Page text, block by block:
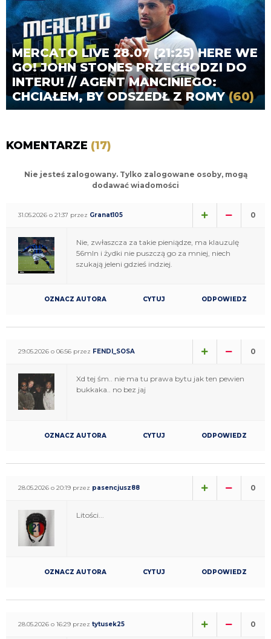
MERCATO LIVE 28.07 (21:25) HERE WE
GO! JOHN STONES PRZECHODZI DO
INTERU! // AGENT MANCINIEGO:
CHCIAŁEM, BY ODSZEDŁ Z ROMY(60)
KOMENTARZE (17)
Nie jesteś zalogowany. Tylko zalogowane osoby, mogą
dodawać wiadomości
31.05.2026 o 21:37 przez Granat105 0
Nie, zwłaszcza za takie pieniądze, ma klauzulę
56mln i żydki nie puszczą go za mniej, niech
szukają jeleni gdzieś indziej.
OZNACZ AUTORA CYTUJ ODPOWIEDZ
29.05.2026 o 06:56 przez FENDI_SOSA 0
Xd tej śm.. nie ma tu prawa bytu jak ten pewien
bukkaka.. no bez jaj
OZNACZ AUTORA CYTUJ ODPOWIEDZ
28.05.2026 o 20:19 przez pasencjusz88 0
Litości...
OZNACZ AUTORA CYTUJ ODPOWIEDZ
28.05.2026 o 16:29 przez tytusek25 0